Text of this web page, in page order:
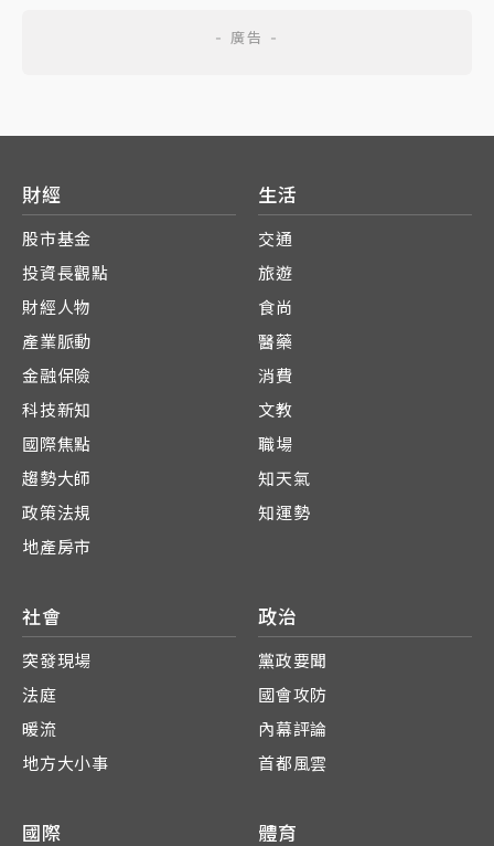
財經
股市基金
投資長觀點
財經人物
產業脈動
金融保險
科技新知
國際焦點
趨勢大師
政策法規
地產房市
生活
交通
旅遊
食尚
醫藥
消費
文教
職場
知天氣
知運勢
社會
突發現場
法庭
暖流
地方大小事
政治
黨政要聞
國會攻防
內幕評論
首都風雲
國際 體育